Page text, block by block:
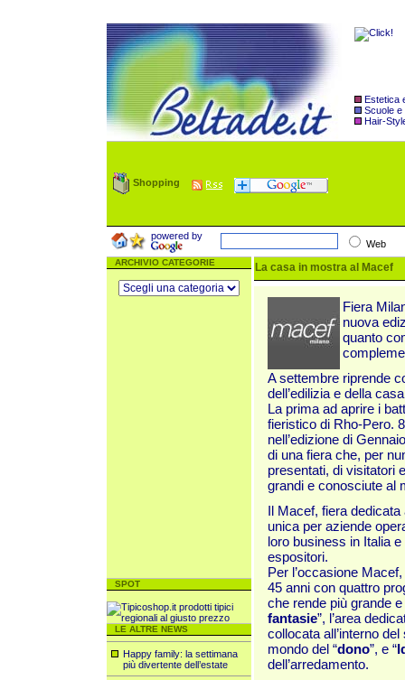
Estetica
Scuole e
Hair-
Shopping
powered by
Web
ARCHIVIO CATEGORIE
SPOT
LE ALTRE NEWS
Happy family: la settimana
più divertente dell’estate
La casa in mostra al Macef
Fiera
nuova
quanto
A settembre riprende
dell’edilizia e della
La prima ad aprire i
fieristico di Rho-Pero.
nell’edizione di
di una fiera che, per
presentati, di visitatori
grandi e conosciute al
Il Macef, fiera dedicata
unica per aziende
loro business in Italia
espositori.
Per l’occasione
45 anni con quattro
che rende più grande
fantasie”, l’area
collocata all’interno
mondo del “dono”, e “
dell’arredamento.